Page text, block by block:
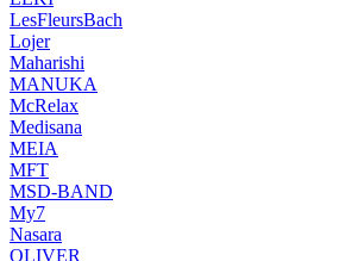
LesFleursBach
Lojer
Maharishi
MANUKA
McRelax
Medisana
MEIA
MFT
MSD-BAND
My7
Nasara
OLIVER